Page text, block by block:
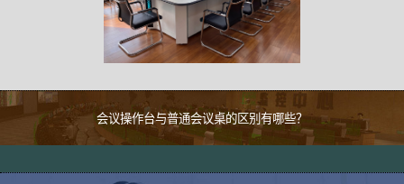
会议操作台与普通会议桌的区别有哪些？